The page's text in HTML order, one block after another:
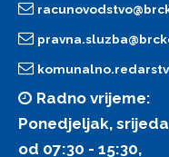
Radno vrijeme:
Ponedjeljak,
od 07:30 - 15:30,